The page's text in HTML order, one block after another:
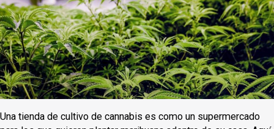
Una tienda de cultivo de cannabis es como un supermercado